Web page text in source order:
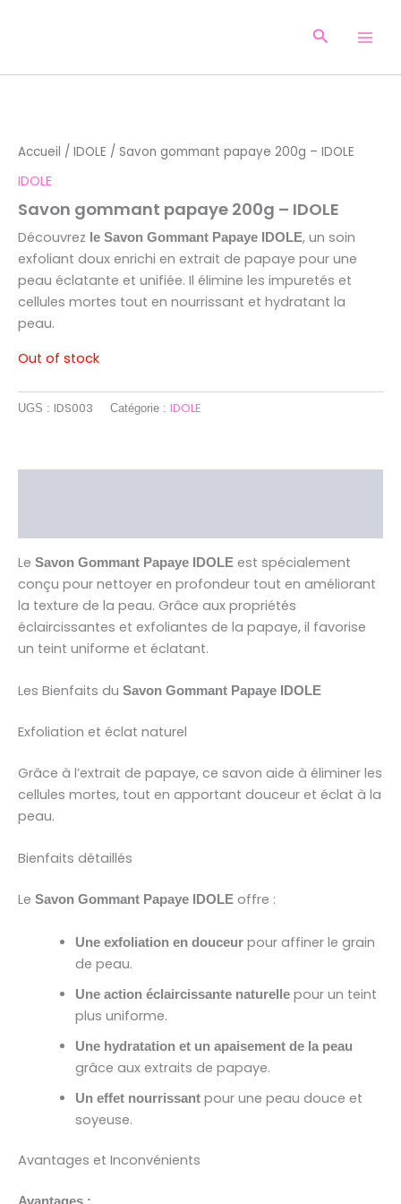
Accueil / IDOLE / Savon gommant papaye 200g – IDOLE
IDOLE
Savon gommant papaye 200g – IDOLE
Découvrez le Savon Gommant Papaye IDOLE, un soin
exfoliant doux enrichi en extrait de papaye pour une
peau éclatante et unifiée. Il élimine les impuretés et
cellules mortes tout en nourrissant et hydratant la
peau.
Out of stock
UGS : IDS003 Catégorie : IDOLE
Le Savon Gommant Papaye IDOLE est spécialement
conçu pour nettoyer en profondeur tout en améliorant
la texture de la peau. Grâce aux propriétés
éclaircissantes et exfoliantes de la papaye, il favorise
un teint uniforme et éclatant.
Les Bienfaits du Savon Gommant Papaye IDOLE
Exfoliation et éclat naturel
Grâce à l’extrait de papaye, ce savon aide à éliminer les
cellules mortes, tout en apportant douceur et éclat à la
peau.
Bienfaits détaillés
Le Savon Gommant Papaye IDOLE offre :
Une exfoliation en douceurpour affiner le grain
de peau.
Une action éclaircissante naturellepour un teint
plus uniforme.
Une hydratation et un apaisement de la peau
grâce aux extraits de papaye.
Un effet nourrissantpour une peau douce et
soyeuse.
Avantages et Inconvénients